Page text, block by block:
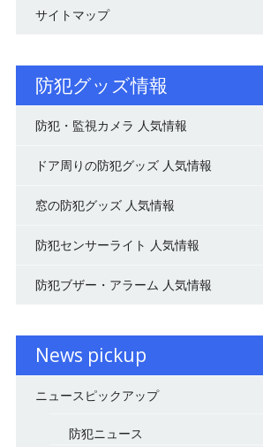
サイトマップ
防犯グッズ情報
防犯・監視カメラ 人気情報
ドア周りの防犯グッズ 人気情報
窓の防犯グッズ 人気情報
防犯センサーライト 人気情報
防犯ブザー・アラーム 人気情報
News pickup
ニュースピックアップ
防犯ニュース